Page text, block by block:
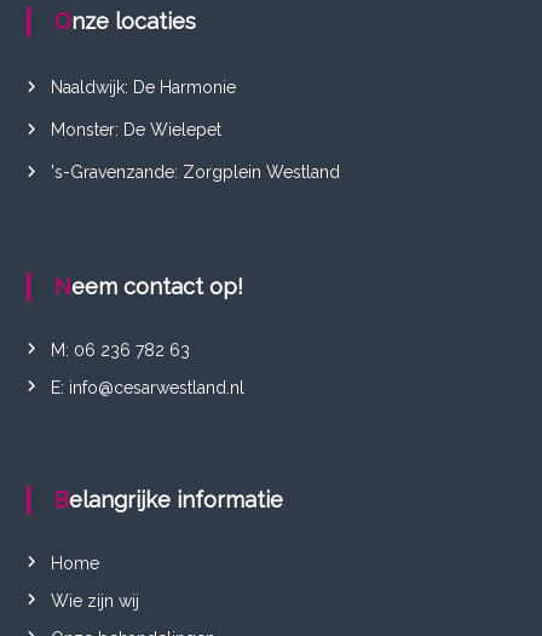
c
h
n
n
g
Onze locaties
Naaldwijk: De Harmonie
Monster: De Wielepet
's-Gravenzande: Zorgplein Westland
Neem contact op!
M: 06 236 782 63
E: info@cesarwestland.nl
Belangrijke informatie
Home
Wie zijn wij